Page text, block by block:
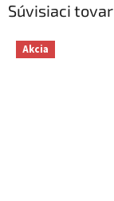
Súvisiaci tovar
Akcia